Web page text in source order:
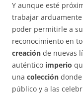
Y aunque esté
trabajar arduamente
poder permitirle a
reconocimiento en
creación de nuevas
auténtico imperio
una colección
público y a las